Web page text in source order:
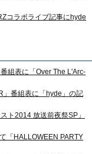
コラボライブ記事にhyde
組表に「Over The L'Arc-
」番組表に「hyde」の記
ト2014 放送前夜祭SP」
「HALLOWEEN PARTY